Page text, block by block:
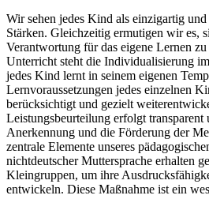
Wir sehen jedes Kind als einzigartig
Stärken. Gleichzeitig ermutigen wir es,
Verantwortung für das eigene Lernen
Unterricht steht die Individualisierung
jedes Kind lernt in seinem eigenen
Lernvoraussetzungen jedes einzelnen
berücksichtigt und gezielt
Leistungsbeurteilung erfolgt
Anerkennung und die Förderung der
zentrale Elemente unseres
nichtdeutscher Muttersprache erhalten
Kleingruppen, um ihre
entwickeln. Diese Maßnahme ist ein